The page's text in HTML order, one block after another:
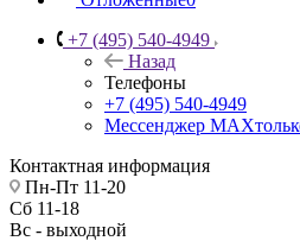
+7 (495) 540-4949
Назад
Телефоны
+7 (495) 540-4949
Мессенджер МАХ
Контактная информация
Пн-Пт 11-20
Сб 11-18
Вс - выходной